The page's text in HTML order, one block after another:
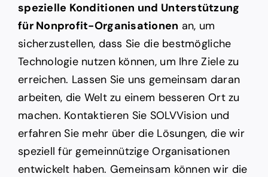
spezielle Konditionen und Unterstützung
für Nonprofit-Organisationen an, um
sicherzustellen, dass Sie die bestmögliche
Technologie nutzen können, um Ihre Ziele zu
erreichen. Lassen Sie uns gemeinsam daran
arbeiten, die Welt zu einem besseren Ort zu
machen. Kontaktieren Sie SOLVVision und
erfahren Sie mehr über die Lösungen, die wir
speziell für gemeinnützige Organisationen
entwickelt haben. Gemeinsam können wir die